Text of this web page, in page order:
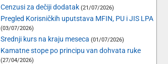
Cenzusi za dečiji dodatak (21/07/2026)
Pregled Korisničkih uputstava MFIN, PU i JIS LPA
(03/07/2026)
Srednji kurs na kraju meseca (01/07/2026)
Kamatne stope po principu van dohvata ruke
(27/04/2026)